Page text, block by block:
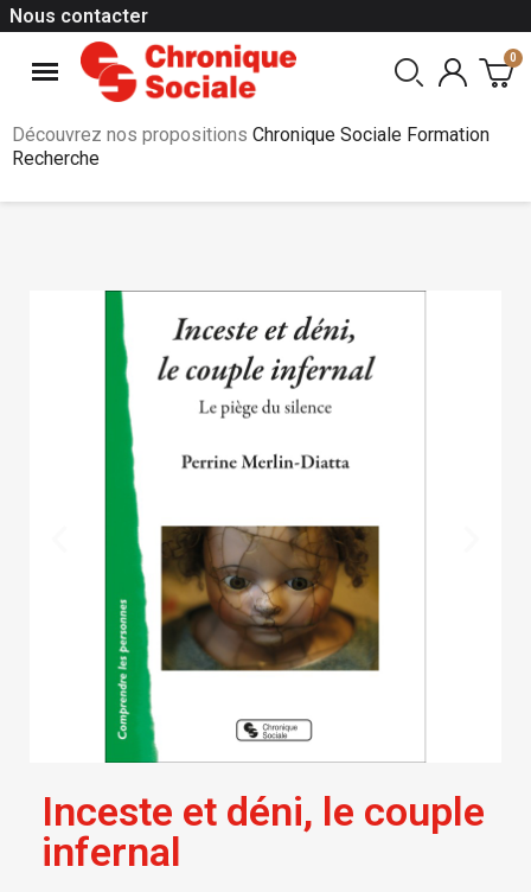
Nous contacter
Découvrez nos propositions Chronique Sociale Formation
Recherche
Inceste et déni, le couple
infernal